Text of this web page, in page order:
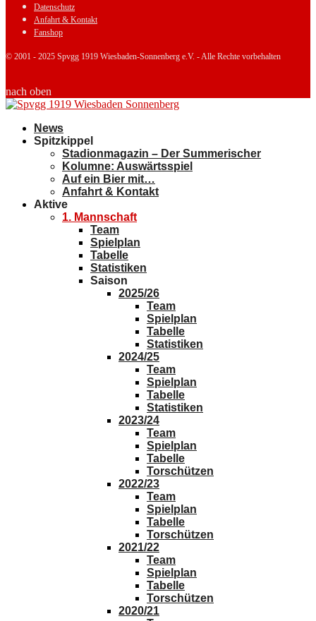
Datenschutz
Anfahrt & Kontakt
Fanshop
© 2001 - 2025 Spvgg 1919 Wiesbaden-Sonnenberg e.V. - Alle Rechte vorbehalten
nach oben
News
Spitzkippel
Stadionmagazin – Der Summerischer
Kolumne: Auswärtsspiel
Auf ein Bier mit…
Anfahrt & Kontakt
Aktive
1. Mannschaft
Team
Spielplan
Tabelle
Statistiken
Saison
2025/26
Team
Spielplan
Tabelle
Statistiken
2024/25
Team
Spielplan
Tabelle
Statistiken
2023/24
Team
Spielplan
Tabelle
Torschützen
2022/23
Team
Spielplan
Tabelle
Torschützen
2021/22
Team
Spielplan
Tabelle
Torschützen
2020/21